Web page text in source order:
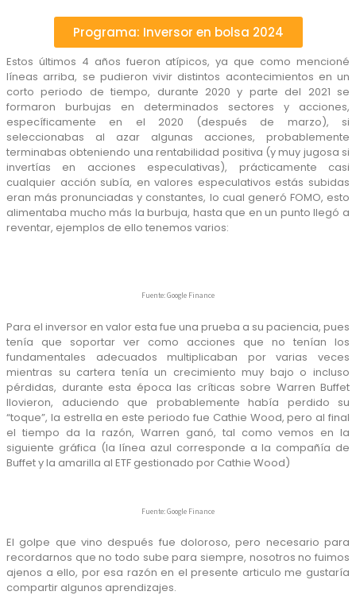
Programa: Inversor en bolsa 2024
Estos últimos 4 años fueron atípicos, ya que como mencioné
líneas arriba, se pudieron vivir distintos acontecimientos en un
corto periodo de tiempo, durante 2020 y parte del 2021 se
formaron burbujas en determinados sectores y acciones,
específicamente en el 2020 (después de marzo), si
seleccionabas al azar algunas acciones, probablemente
terminabas obteniendo una rentabilidad positiva (y muy jugosa si
invertías en acciones especulativas), prácticamente casi
cualquier acción subía, en valores especulativos estás subidas
eran más pronunciadas y constantes, lo cual generó FOMO, esto
alimentaba mucho más la burbuja, hasta que en un punto llegó a
reventar, ejemplos de ello tenemos varios:
Fuente: Google Finance
Para el inversor en valor esta fue una prueba a su paciencia, pues
tenía que soportar ver como acciones que no tenían los
fundamentales adecuados multiplicaban por varias veces
mientras su cartera tenía un crecimiento muy bajo o incluso
pérdidas, durante esta época las críticas sobre Warren Buffet
llovieron, aduciendo que probablemente había perdido su
“toque”, la estrella en este periodo fue Cathie Wood, pero al final
el tiempo da la razón, Warren ganó, tal como vemos en la
siguiente gráfica (la línea azul corresponde a la compañía de
Buffet y la amarilla al ETF gestionado por Cathie Wood)
Fuente: Google Finance
El golpe que vino después fue doloroso, pero necesario para
recordarnos que no todo sube para siempre, nosotros no fuimos
ajenos a ello, por esa razón en el presente articulo me gustaría
compartir algunos aprendizajes.